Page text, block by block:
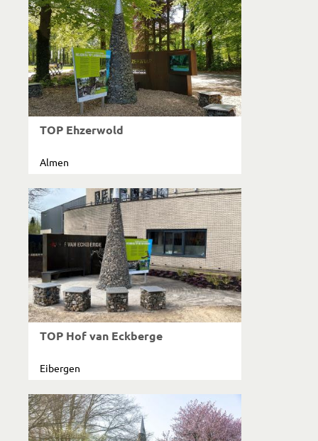
TOP Ehzerwold
Almen
TOP Hof van Eckberge
Eibergen